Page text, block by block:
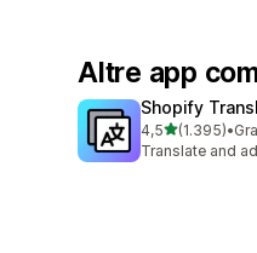
Altre app
Shopify
4,5stelle su 5
(1.395)
1395 recensioni
•
Translate and